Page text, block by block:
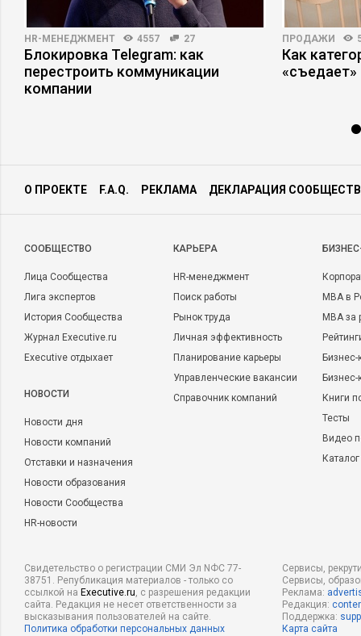
HR-МЕНЕДЖМЕНТ 4557 27
Блокировка Telegram: как
перестроить коммуникации
компании
ПРОДАЖИ
Как
О ПРОЕКТЕ F.A.Q. РЕКЛАМА ДЕКЛАРАЦИЯ
CООБЩЕСТВО
Лица Сообщества
Лига экспертов
История Сообщества
Журнал Executive.ru
Executive отдыхает
НОВОСТИ
Новости дня
Новости компаний
Отставки и назначения
Новости образования
Новости Сообщества
HR-новости
КАРЬЕРА
HR-менеджмент
Поиск работы
Рынок труда
Личная эффективность
Планирование карьеры
Управленческие вакансии
Справочник компаний
MBA в
MBA
Бизнес-
Книги
Тесты
Видео
Свидетельство о регистрации СМИ Эл NФС 77-
38751. Републикация материалов - только со
ссылкой на Executive.ru, с разрешения редакции
сайта. Редакция не несет ответственности за
высказывания пользователей на сайте.
Политика обработки персональных данных
Сервисы,
Сервисы,
Реклама:
Редакция:
Поддержка:
Карта сайта